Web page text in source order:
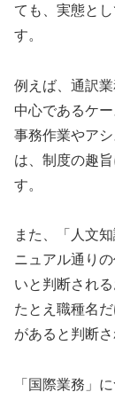
ても、実態と
す。
例えば、通訳
中心であるケ
事務作業やア
は、制度の趣
す。
また、「人文
ニュアル通り
いと判断され
たとえ職種名
があると判断さ
「国際業務」